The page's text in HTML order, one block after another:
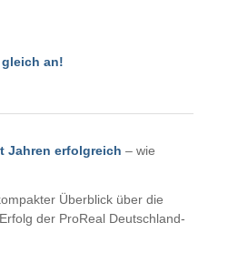
an!
Jahren erfolgreich – wie
Überblick über die
der ProReal Deutschland-